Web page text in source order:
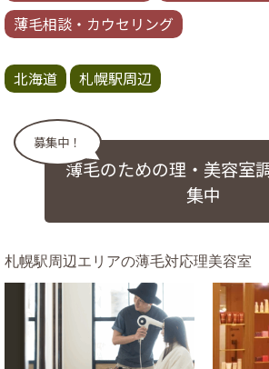
薄毛相談・カウセリング
北海道 札幌駅周辺
募集中！
薄毛のための理・美容室
集中
札幌駅周辺エリアの薄毛対応理美容室